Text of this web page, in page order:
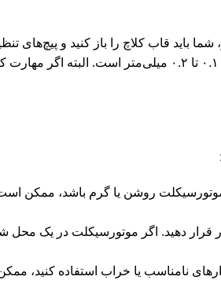
باید قاب کلاچ را باز کنید و پیچ‌های
کنید تا فاصله مطلوب را بدست آورید. فاصله مطلوب بین صفحات کلاچ حدود
روشن یا گرم باشد، ممکن
دهید. اگر موتورسیکلت در یک محل
نامناسب یا خراب استفاده کنید،